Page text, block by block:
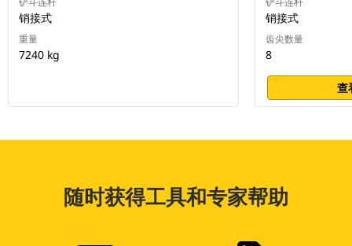
销接式
重量
7240 kg
销接式
齿尖数量
8
查
随时获得工具和专家帮助